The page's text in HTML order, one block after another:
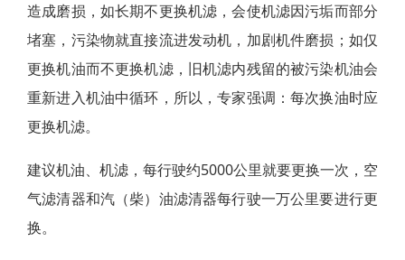
造成磨损，如长期不更换机滤，会使机滤因污垢而部分
堵塞，污染物就直接流进发动机，加剧机件磨损；如仅
更换机油而不更换机滤，旧机滤内残留的被污染机油会
重新进入机油中循环，所以，专家强调：每次换油时应
更换机滤。
建议机油、机滤，每行驶约5000公里就要更换一次，空
气滤清器和汽（柴）油滤清器每行驶一万公里要进行更
换。